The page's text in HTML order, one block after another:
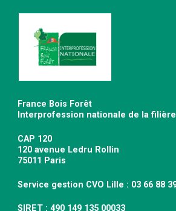
France Bois Forêt
Interprofession nationale de la
CAP 120
120 avenue Ledru Rollin
75011 Paris
Service gestion CVO Lille : 03 66 88
SIRET : 490 149 135 00033